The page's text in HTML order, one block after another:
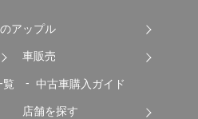
アップル
覧
車販売
中古車購入ガイド
店舗を探す